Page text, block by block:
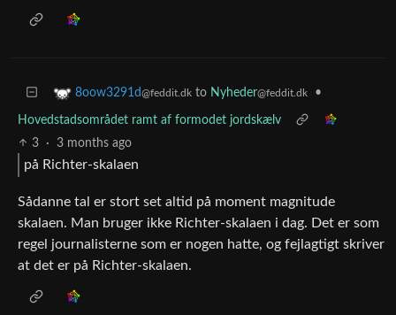
8oow3291d@feddit.dk to Nyheder@feddit.dk •
Hovedstadsområdet ramt af formodet jordskælv
3
· 3 months ago
på Richter-skalaen
Sådanne tal er stort set altid på moment magnitude
skalaen. Man bruger ikke Richter-skalaen i dag. Det er som
regel journalisterne som er nogen hatte, og fejlagtigt skriver
at det er på Richter-skalaen.